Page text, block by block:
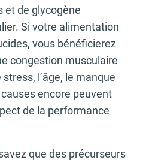
et de glycogène
Si votre alimentation
vous bénéficierez
congestion musculaire
l’âge, le manque
causes encore peuvent
de la performance
que des précurseurs